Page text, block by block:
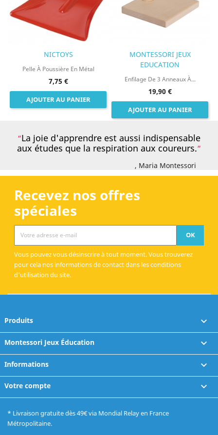
NICTOYS
Pelle À Poussière En Métal
7,75 €
AJOUTER AU PANIER
MONTESSORI JEUX
EDUCATION
Enfilage De 3 Anneaux À...
19,90 €
AJOUTER AU PANIER
La joie d'apprendre est aussi indispensable
aux études que la respiration aux coureurs.
, Maria Montessori
Recevez nos offres
spéciales
Vous pouvez vous désinscrire à tout moment. Vous trouverez
pour cela nos informations de contact dans les conditions
d'utilisation du site.
Produits 
Montessori Jeux Éducation 
Informations 
Votre compte 
* Livraison gratuite dès 49€ via Mondial Relay en France
Métropolitaine.